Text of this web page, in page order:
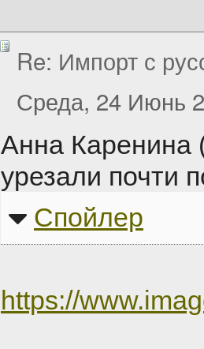
Re: Импорт с
Среда, 24 Июнь
Анна Каренина
урезали почти
Спойлер
https://